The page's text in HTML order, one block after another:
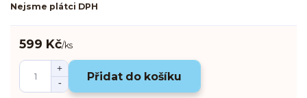
Nejsme plátci DPH
599 Kč/ks
Přidat do košíku